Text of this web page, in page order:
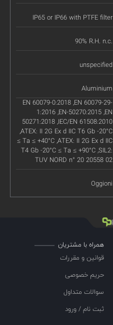
IP65 or IP66 with PTFE filter
90% R.H. n.c.
unspecified
Aluminium
EN 60079-0:2018 ,EN 60079-29-
1:2016 ,EN-50270:2015 ,EN
50271:2018 ,IEC/EN 61508:2010
,ATEX: II 2G Ex d IIC T6 Gb -20°C
≤ Ta ≤ +40°C ,ATEX: II 2G Ex d IIC
T4 Gb -20°C ≤ Ta ≤ +90°C ,SIL2:
TUV NORD n° 20 20558 02
Oggioni
همراه با مشتریان
قوانین و مقررات
حریم خصوصی
سوالات متداول
ثبت نام / ورود